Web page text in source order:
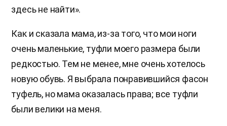
здесь не найти».
​ Как и сказала мама, из-за того, что мои ноги
очень маленькие, туфли моего размера были
редкостью. Тем не менее, мне очень хотелось
новую обувь. Я выбрала понравившийся фасон
туфель, но мама оказалась права; все туфли
были велики на меня.